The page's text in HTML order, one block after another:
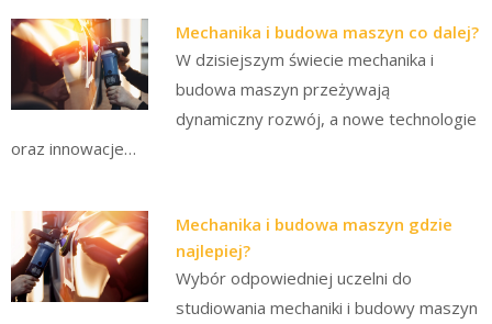
Mechanika i budowa maszyn co dalej?
W dzisiejszym świecie mechanika i
budowa maszyn przeżywają
dynamiczny rozwój, a nowe technologie
oraz innowacje…
Mechanika i budowa maszyn gdzie
najlepiej?
Wybór odpowiedniej uczelni do
studiowania mechaniki i budowy maszyn